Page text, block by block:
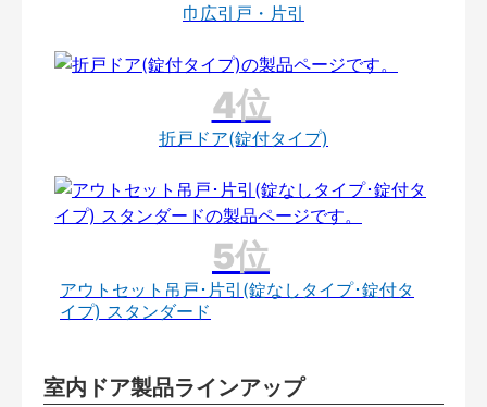
巾広引戸・片引
折戸ドア(錠付タイプ)
アウトセット吊戸･片引(錠なしタイプ･錠付タ
イプ) スタンダード
室内ドア製品ラインアップ